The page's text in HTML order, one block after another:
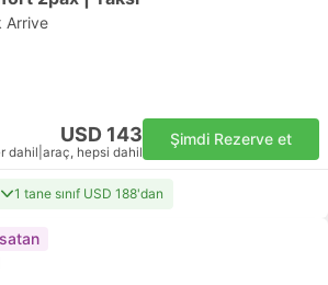
Arrive
USD 143
dahil araç, hepsi dahil
Şimdi Rezerve et
1 tane sınıf USD 188'dan